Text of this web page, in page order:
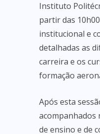
Instituto
partir das
institucional e
detalhadas as
carreira e os
formação
Após esta
acompanhados
de ensino e de